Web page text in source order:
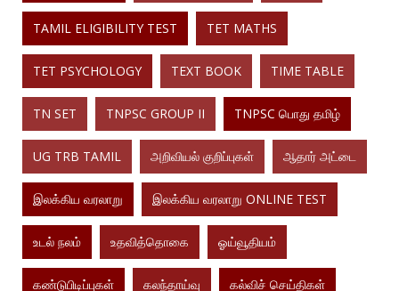
TAMIL ELIGIBILITY TEST TET MATHS
TET PSYCHOLOGY TEXT BOOK TIME TABLE
TN SET TNPSC GROUP II TNPSC பொது தமிழ்
UG TRB TAMIL அறிவியல் குறிப்புகள் ஆதார் அட்டை
இலக்கிய வரலாறு இலக்கிய வரலாறு ONLINE TEST
உடல் நலம் உதவித்தொகை ஓய்வூதியம்
கண்டுபிடிப்புகள் கலந்தாய்வு கல்விச் செய்திகள்